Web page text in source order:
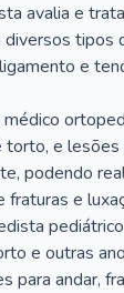
avalia e
tipos
e
médico
e lesões
podendo
fraturas e
e outras
para andar,